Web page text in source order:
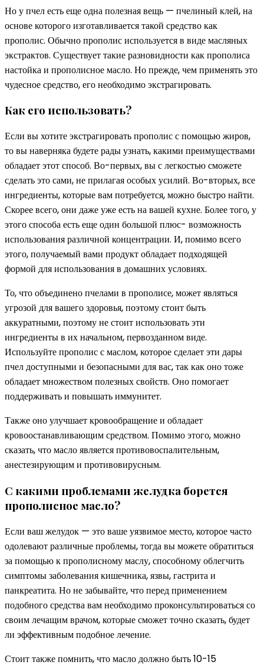
Но у пчел есть еще одна полезная вещь — пчелиный клей, на
основе которого изготавливается такой средство как
прополис. Обычно прополис используется в виде масляных
экстрактов. Существует такие разновидности как прополиса
настойка и прополисное масло. Но прежде, чем применять это
чудесное средство, его необходимо экстрагировать.
Как его использовать?
Если вы хотите экстрагировать прополис с помощью жиров,
то вы наверняка будете рады узнать, какими преимуществами
обладает этот способ. Во-первых, вы с легкостью сможете
сделать это сами, не прилагая особых усилий. Во-вторых, все
ингредиенты, которые вам потребуется, можно быстро найти.
Скорее всего, они даже уже есть на вашей кухне. Более того, у
этого способа есть еще один большой плюс- возможность
использования различной концентрации. И, помимо всего
этого, получаемый вами продукт обладает подходящей
формой для использования в домашних условиях.
То, что объединено пчелами в прополисе, может являться
угрозой для вашего здоровья, поэтому стоит быть
аккуратными, поэтому не стоит использовать эти
ингредиенты в их начальном, первозданном виде.
Используйте прополис с маслом, которое сделает эти дары
пчел доступными и безопасными для вас, так как оно тоже
обладает множеством полезных свойств. Оно помогает
поддерживать и повышать иммунитет.
Также оно улучшает кровообращение и обладает
кровоостанавливающим средством. Помимо этого, можно
сказать, что масло является противовоспалительным,
анестезирующим и противовирусным.
С какими проблемами желудка борется
прополисное масло?
Если ваш желудок — это ваше уязвимое место, которое часто
одолевают различные проблемы, тогда вы можете обратиться
за помощью к прополисному маслу, способному облегчить
симптомы заболевания кишечника, язвы, гастрита и
панкреатита. Но не забывайте, что перед применением
подобного средства вам необходимо проконсультироваться со
своим лечащим врачом, которые сможет точно сказать, будет
ли эффективным подобное лечение.
Стоит также помнить, что масло должно быть 10-15